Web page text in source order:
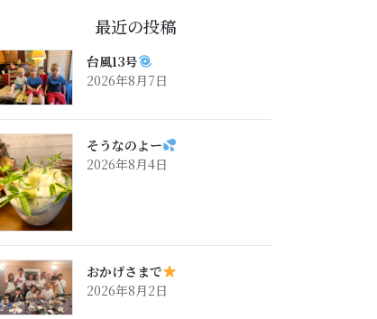
最近の投稿
台風13号
2026年8月7日
そうなのよー
2026年8月4日
おかげさまで
2026年8月2日